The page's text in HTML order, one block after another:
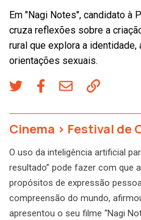
Em "Nagi Notes", candidato à
cruza reflexões sobre a
rural que explora a
orientações sexuais.
Cinema > Festival de
O uso da inteligência artificial
resultado” pode fazer com que
propósitos de expressão
compreensão do mundo,
apresentou o seu filme “Nagi